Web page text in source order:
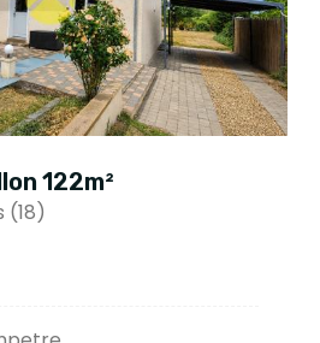
122m²
(18)